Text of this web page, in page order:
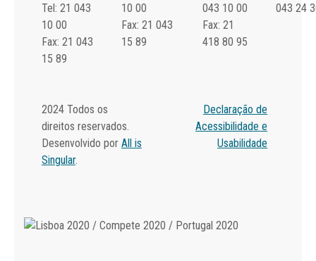
Tel: 21 043
10 00
Fax: 21 043
15 89
10 00
Fax: 21 043
15 89
043 10 00
Fax: 21
418 80 95
043 24
2024 Todos os
direitos reservados.
Desenvolvido por All is
Singular.
Declaração de
Acessibilidade e
Usabilidade